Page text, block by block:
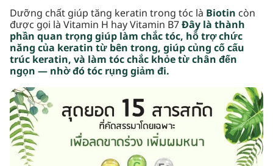
Dưỡng chất giúp tăng keratin trong tóc là Biotin còn
được gọi là Vitamin H hay Vitamin B7Đây là thành
phần quan trọng giúp làm chắc tóc, hỗ trợ chức
năng của keratin từ bên trong, giúp củng cố cấu
trúc keratin, và làm tóc chắc khỏe từ chân đến
ngọn — nhờ đó tóc rụng giảm đi.